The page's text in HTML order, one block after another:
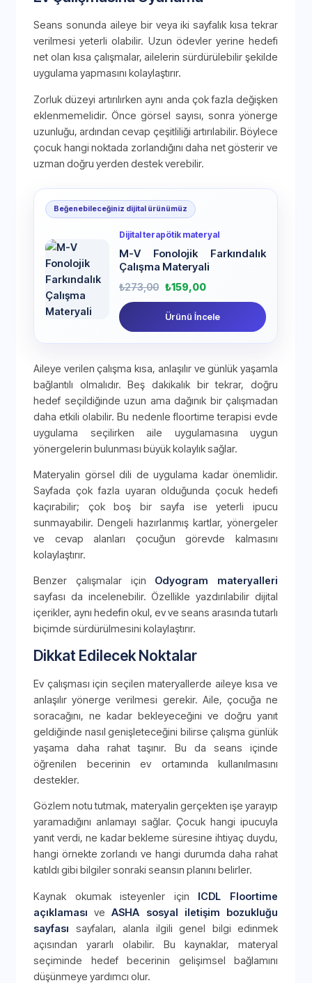
Seans sonunda aileye bir veya iki sayfalık kısa tekrar
verilmesi yeterli olabilir. Uzun ödevler yerine hedefi
net olan kısa çalışmalar, ailelerin sürdürülebilir şekilde
uygulama yapmasını kolaylaştırır.
Zorluk düzeyi artırılırken aynı anda çok fazla değişken
eklenmemelidir. Önce görsel sayısı, sonra yönerge
uzunluğu, ardından cevap çeşitliliği artırılabilir. Böylece
çocuk hangi noktada zorlandığını daha net gösterir ve
uzman doğru yerden destek verebilir.
Beğenebileceğiniz dijital ürünümüz
Dijital terapötik materyal
M-V Fonolojik Farkındalık
Çalışma Materyali
₺273,00 ₺159,00
Ürünü İncele
Aileye verilen çalışma kısa, anlaşılır ve günlük yaşamla
bağlantılı olmalıdır. Beş dakikalık bir tekrar, doğru
hedef seçildiğinde uzun ama dağınık bir çalışmadan
daha etkili olabilir. Bu nedenle floortime terapisi evde
uygulama seçilirken aile uygulamasına uygun
yönergelerin bulunması büyük kolaylık sağlar.
Materyalin görsel dili de uygulama kadar önemlidir.
Sayfada çok fazla uyaran olduğunda çocuk hedefi
kaçırabilir; çok boş bir sayfa ise yeterli ipucu
sunmayabilir. Dengeli hazırlanmış kartlar, yönergeler
ve cevap alanları çocuğun görevde kalmasını
kolaylaştırır.
Benzer çalışmalar için Odyogram materyalleri
sayfası da incelenebilir. Özellikle yazdırılabilir dijital
içerikler, aynı hedefin okul, ev ve seans arasında tutarlı
biçimde sürdürülmesini kolaylaştırır.
Dikkat Edilecek Noktalar
Ev çalışması için seçilen materyallerde aileye kısa ve
anlaşılır yönerge verilmesi gerekir. Aile, çocuğa ne
soracağını, ne kadar bekleyeceğini ve doğru yanıt
geldiğinde nasıl genişleteceğini bilirse çalışma günlük
yaşama daha rahat taşınır. Bu da seans içinde
öğrenilen becerinin ev ortamında kullanılmasını
destekler.
Gözlem notu tutmak, materyalin gerçekten işe yarayıp
yaramadığını anlamayı sağlar. Çocuk hangi ipucuyla
yanıt verdi, ne kadar bekleme süresine ihtiyaç duydu,
hangi örnekte zorlandı ve hangi durumda daha rahat
katıldı gibi bilgiler sonraki seansın planını belirler.
Kaynak okumak isteyenler için ICDL Floortime
açıklaması veASHA sosyal iletişim bozukluğu
sayfası sayfaları, alanla ilgili genel bilgi edinmek
açısından yararlı olabilir. Bu kaynaklar, materyal
seçiminde hedef becerinin gelişimsel bağlamını
düşünmeye yardımcı olur.